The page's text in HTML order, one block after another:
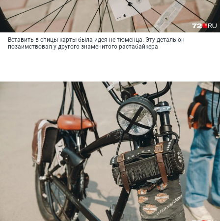
Вставить в спицы карты была идея не тюменца. Эту деталь он
позаимствовал у другого знаменитого растабайкера